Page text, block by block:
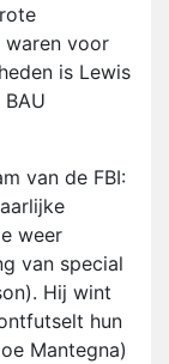
waren voor
is Lewis
van de FBI:
weer
van special
Hij wint
hun
Mantegna)